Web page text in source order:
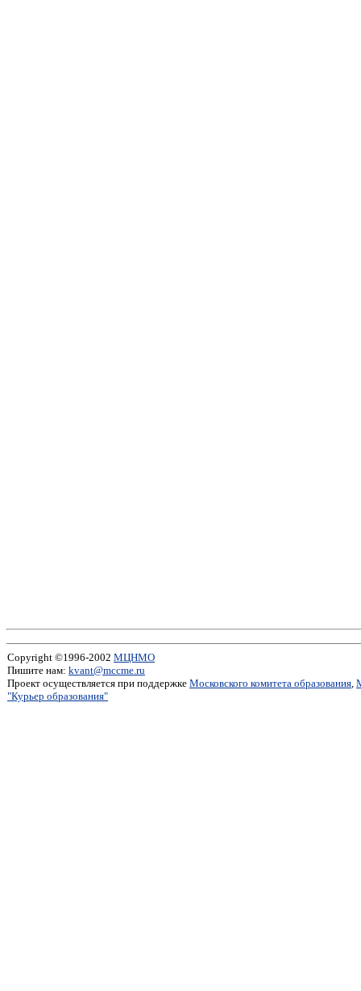
Copyright ©1996-2002 МЦНМО
Пишите нам: kvant@mccme.ru
Проект осуществляется при поддержке Московского комитета образования,
"Курьер образования"